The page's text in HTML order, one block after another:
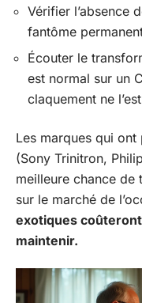
Vérifier l’absence
fantôme
Écouter le
est normal sur un
claquement ne
Les marques qui
(Sony Trinitron,
meilleure chance
sur le marché de
exotiques
maintenir.